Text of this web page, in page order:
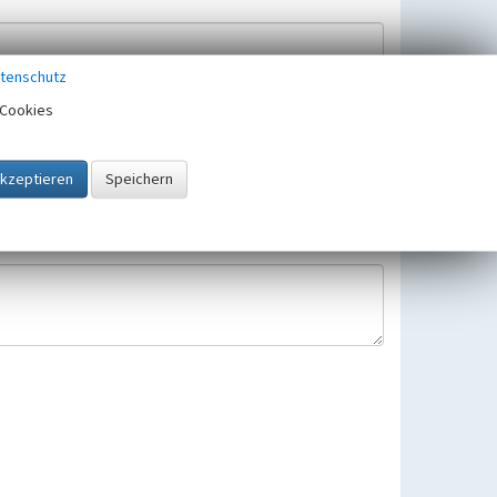
gespeichert und verwendet.
gültigen Europäischen